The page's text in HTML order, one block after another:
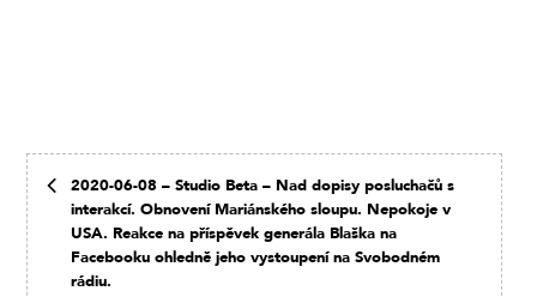
2020-06-08 – Studio Beta – Nad dopisy posluchačů s
interakcí. Obnovení Mariánského sloupu. Nepokoje v
USA. Reakce na příspěvek generála Blaška na
Facebooku ohledně jeho vystoupení na Svobodném
rádiu.